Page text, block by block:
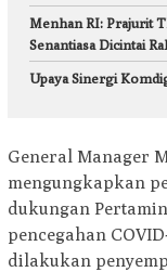
Menhan RI: Prajurit
Senantiasa Dicintai
Upaya Sinergi
General Manager
mengungkapkan
dukungan
pencegahan
dilakukan